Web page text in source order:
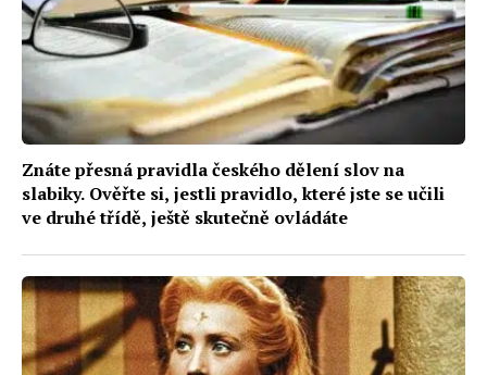
Znáte přesná pravidla českého dělení slov na
slabiky. Ověřte si, jestli pravidlo, které jste se učili
ve druhé třídě, ještě skutečně ovládáte